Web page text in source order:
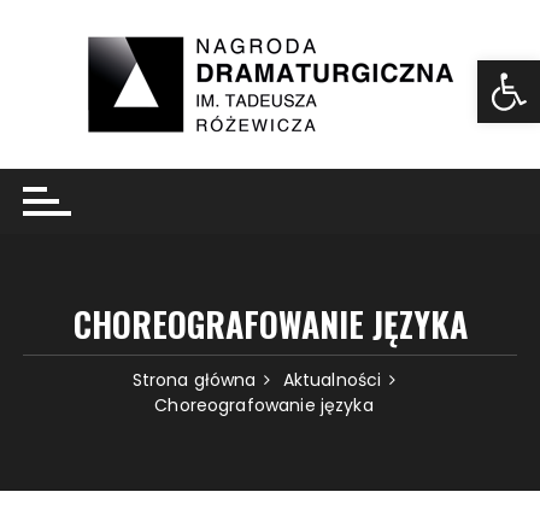
CHOREOGRAFOWANIE JĘZYKA
Strona główna
Aktualności
Choreografowanie języka